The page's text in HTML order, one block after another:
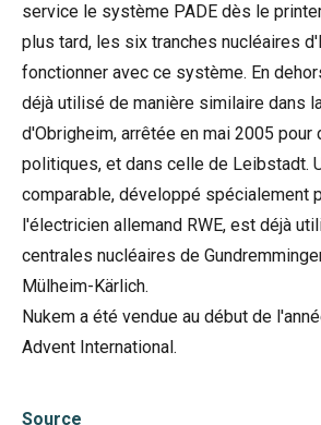
service le système PADE dès le
plus tard, les six tranches nucléaires
fonctionner avec ce système. En
déjà utilisé de manière similaire dans
d'Obrigheim, arrêtée en mai 2005 pour
politiques, et dans celle de Leibstadt.
comparable, développé spécialement
l'électricien allemand RWE, est déjà
centrales nucléaires de
Mülheim-Kärlich.
Nukem a été vendue au début de
Advent International.
Source